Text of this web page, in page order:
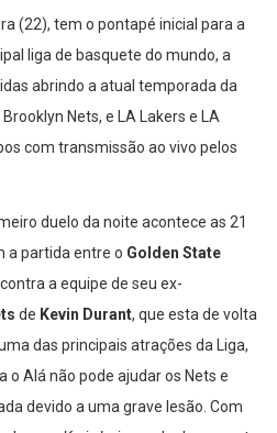
(22), tem o pontapé inicial para a
liga de basquete do mundo, a
abrindo a atual temporada da
Nets, e LA Lakers e LA
com transmissão ao vivo pelos
duelo da noite acontece as 21
a partida entre o Golden State
contra a equipe de seu ex-
de Kevin Durant, que esta de volta
das principais atrações da Liga,
o Alá não pode ajudar os Nets e
devido a uma grave lesão. Com